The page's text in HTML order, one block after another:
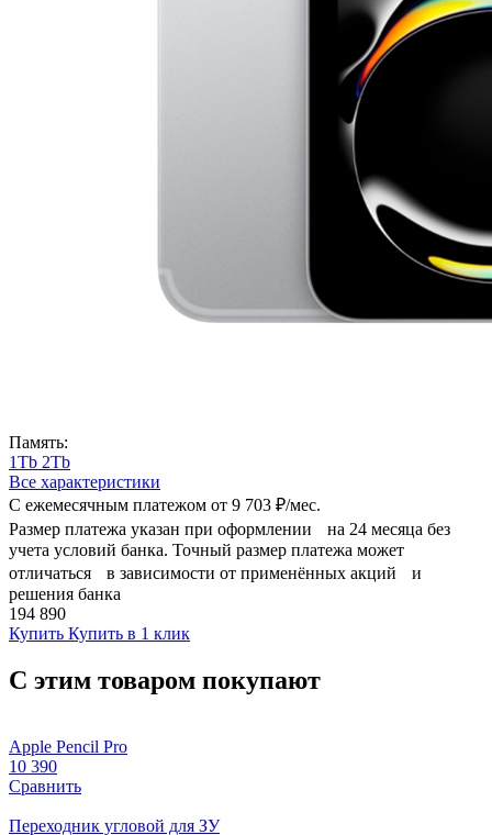
Память:
1Tb 2Tb
Все характеристики
С ежемесячным платежом от 9 703 ₽/мес.
Размер платежа указан при оформлении на 24 месяца без
учета условий банка. Точный размер платежа может
отличаться в зависимости от применённых акций и
решения банка
194 890
Купить Купить в 1 клик
С этим товаром покупают
Apple Pencil Pro
10 390
Сравнить
Переходник угловой для ЗУ